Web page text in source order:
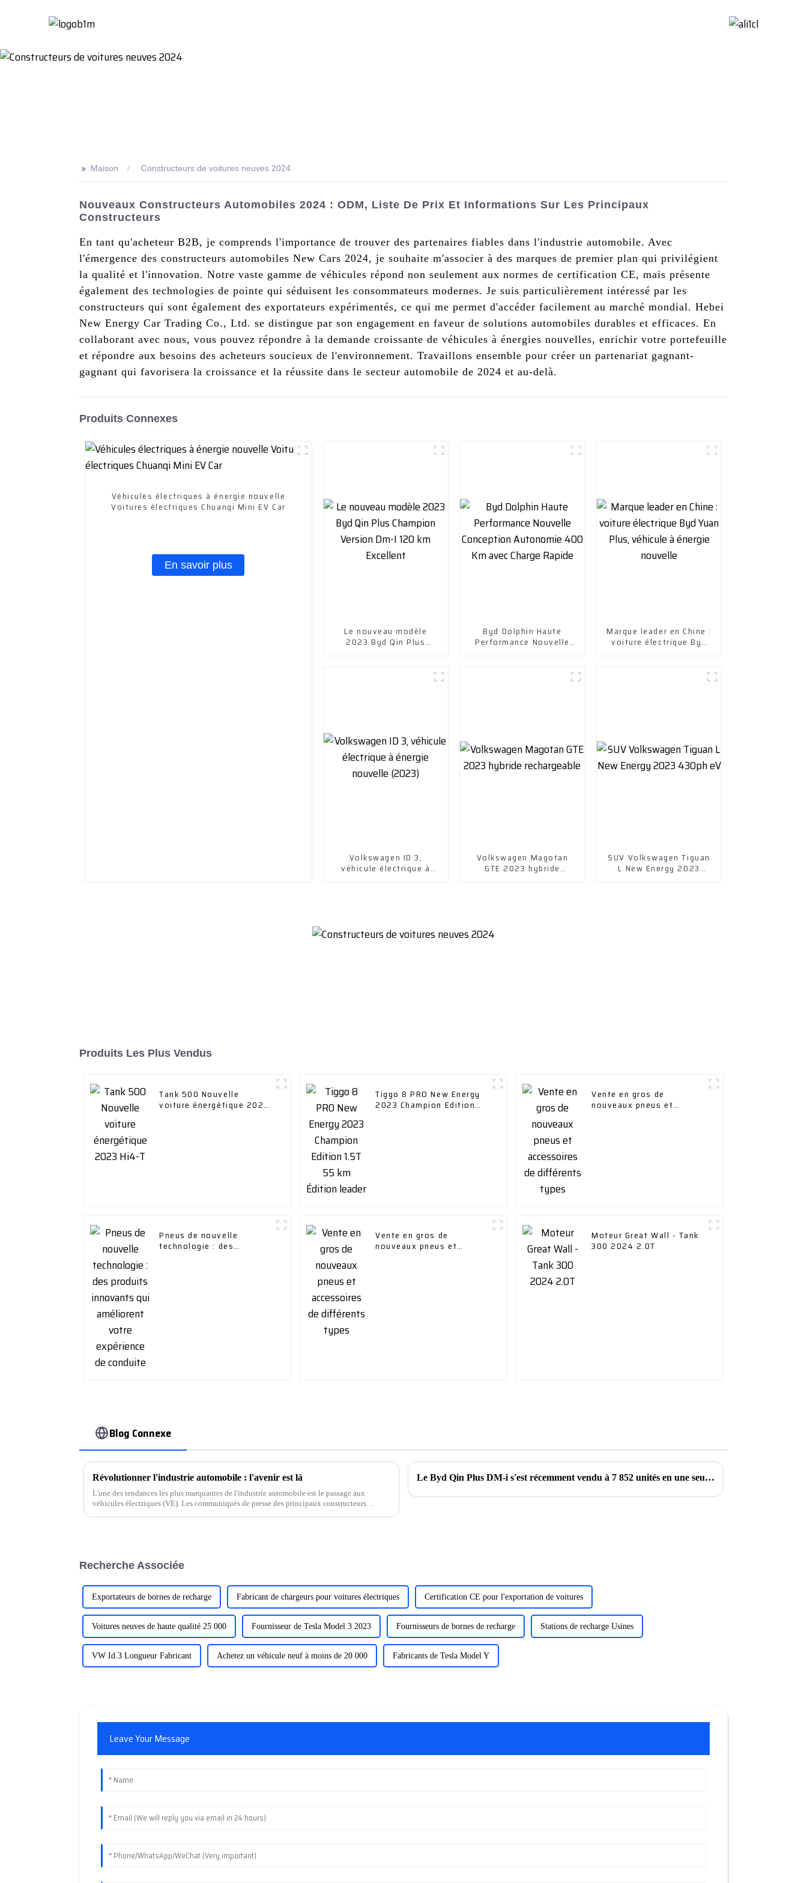
>> Maison Constructeurs de voitures neuves 2024
Nouveaux Constructeurs Automobiles 2024 : ODM, Liste De Prix Et Informations Sur Les Principaux
Constructeurs
En tant qu'acheteur B2B, je comprends l'importance de trouver des partenaires fiables dans l'industrie automobile. Avec
l'émergence des constructeurs automobiles New Cars 2024, je souhaite m'associer à des marques de premier plan qui privilégient
la qualité et l'innovation. Notre vaste gamme de véhicules répond non seulement aux normes de certification CE, mais présente
également des technologies de pointe qui séduisent les consommateurs modernes. Je suis particulièrement intéressé par les
constructeurs qui sont également des exportateurs expérimentés, ce qui me permet d'accéder facilement au marché mondial. Hebei
New Energy Car Trading Co., Ltd. se distingue par son engagement en faveur de solutions automobiles durables et efficaces. En
collaborant avec nous, vous pouvez répondre à la demande croissante de véhicules à énergies nouvelles, enrichir votre portefeuille
et répondre aux besoins des acheteurs soucieux de l'environnement. Travaillons ensemble pour créer un partenariat gagnant-
gagnant qui favorisera la croissance et la réussite dans le secteur automobile de 2024 et au-delà.
Produits Connexes
Véhicules électriques à énergie nouvelle
Voitures électriques Chuanqi Mini EV Car
En savoir plus
Le nouveau modèle
2023 Byd Qin Plus
Byd Dolphin Haute
Performance Nouvelle
Marque leader en Chine :
voiture électrique Byd
Volkswagen ID 3,
véhicule électrique à
Volkswagen Magotan
GTE 2023 hybride
SUV Volkswagen Tiguan
L New Energy 2023
Produits Les Plus Vendus
Tank 500 Nouvelle
voiture énergétique 2023
Tiggo 8 PRO New Energy
2023 Champion Edition
Vente en gros de
nouveaux pneus et
Pneus de nouvelle
technologie : des
Vente en gros de
nouveaux pneus et
Moteur Great Wall - Tank
300 2024 2.0T
Blog Connexe
Révolutionner l'industrie automobile : l'avenir est là
L'une des tendances les plus marquantes de l'industrie automobile est le passage aux
véhicules électriques (VE). Les communiqués de presse des principaux constructeurs
Le Byd Qin Plus DM-i s'est récemment vendu à 7 852 unités en une seule semaine, juste derrière le Model Y de Tesla
Recherche Associée
Exportateurs de bornes de recharge Fabricant de chargeurs pour voitures électriques Certification CE pour l'exportation de voitures
Voitures neuves de haute qualité 25 000 Fournisseur de Tesla Model 3 2023 Fournisseurs de bornes de recharge Stations de recharge Usines
VW Id.3 Longueur Fabricant Achetez un véhicule neuf à moins de 20 000 Fabricants de Tesla Model Y
Leave Your Message